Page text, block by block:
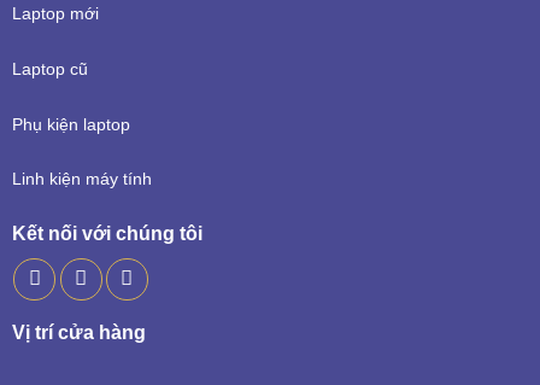
Laptop mới
Laptop cũ
Phụ kiện laptop
Linh kiện máy tính
Kết nối với chúng tôi
Vị trí cửa hàng